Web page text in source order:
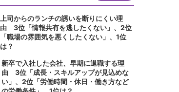
上司からのランチの誘いを断りにくい理
由 3位「情報共有を逃したくない」、2位
「職場の雰囲気を悪くしたくない」、1位
は？
新卒で入社した会社、早期に退職する理
由 3位「成長・スキルアップが見込めな
い」、2位「労働時間・休日・働き方など